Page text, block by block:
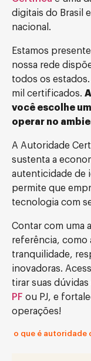
digitais do Brasil
nacional.
Estamos
nossa rede
todos os
mil certificados.
você escolhe
operar no
A Autoridade
sustenta a
autenticidade de
permite que
tecnologia com
Contar com uma
referência, como
tranquilidade,
inovadoras.
tirar suas
PF ou PJ, e
operações!
o que é autoridade